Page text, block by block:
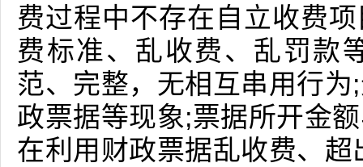
费过程中不存在自立收费
费标准、乱收费、乱罚款
范、完整，无相互串用行
政票据等现象;票据所开金
在利用财政票据乱收费、